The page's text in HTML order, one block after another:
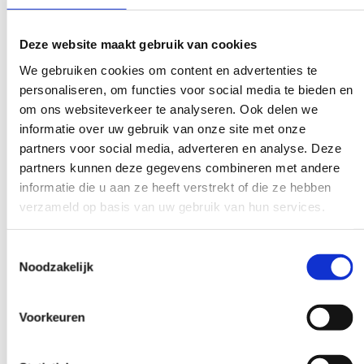
Deze website maakt gebruik van cookies
We gebruiken cookies om content en advertenties te
personaliseren, om functies voor social media te bieden en
om ons websiteverkeer te analyseren. Ook delen we
informatie over uw gebruik van onze site met onze
partners voor social media, adverteren en analyse. Deze
partners kunnen deze gegevens combineren met andere
informatie die u aan ze heeft verstrekt of die ze hebben
verzameld op basis van uw gebruik van hun services.
Noodzakelijk
Voorkeuren
Afvalcontainers snel opgehaald
Jij wilt niet dat een afval container
onnodig lang blijft staan. Bel ons en voor
je het door hebt is hij al weer opgehaald;
probeer dat eens bij onze concurrenten.
Er geldt een maximum aan gewicht voor